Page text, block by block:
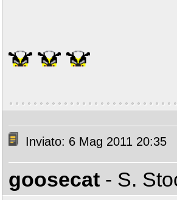
Inviato: 6 Mag 2011 20:35
goosecat - S.